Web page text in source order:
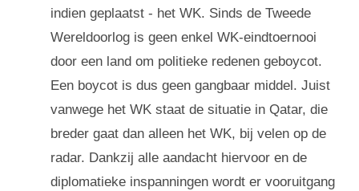
indien geplaatst - het WK. Sinds de Tweede
Wereldoorlog is geen enkel WK-eindtoernooi
door een land om politieke redenen geboycot.
Een boycot is dus geen gangbaar middel. Juist
vanwege het WK staat de situatie in Qatar, die
breder gaat dan alleen het WK, bij velen op de
radar. Dankzij alle aandacht hiervoor en de
diplomatieke inspanningen wordt er vooruitgang